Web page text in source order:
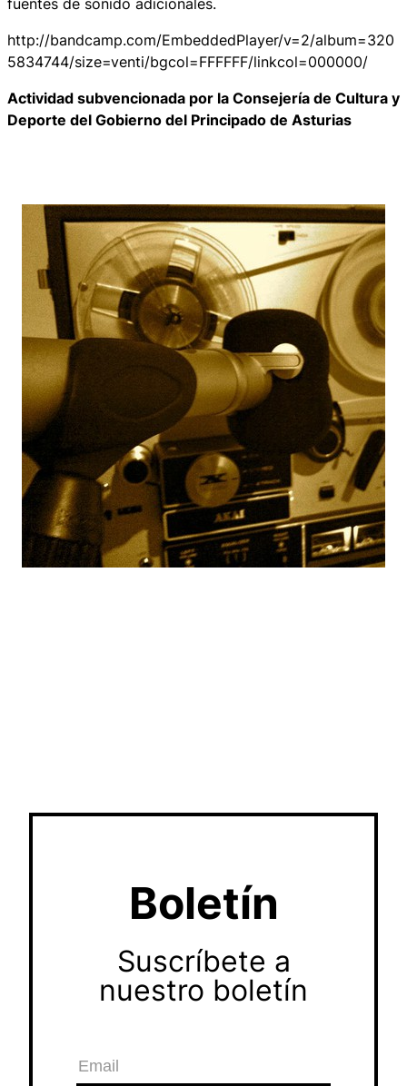
http://bandcamp.com/EmbeddedPlayer/v=2/album=320
5834744/size=venti/bgcol=FFFFFF/linkcol=000000/
Actividad subvencionada por la Consejería de Cultura y
Deporte del Gobierno del Principado de Asturias
Boletín
Suscríbete a
nuestro boletín